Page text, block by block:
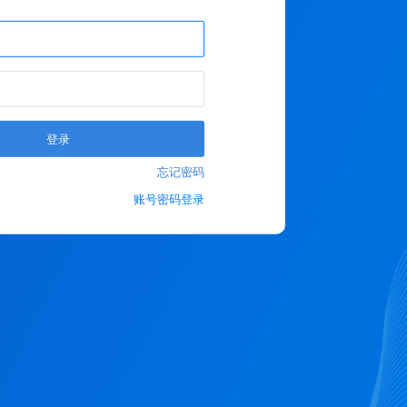
登录
忘记密码
账号密码登录